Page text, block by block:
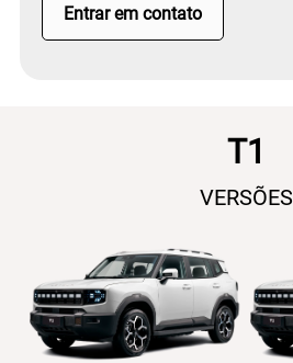
Entrar em contato
T1
VERSÕES